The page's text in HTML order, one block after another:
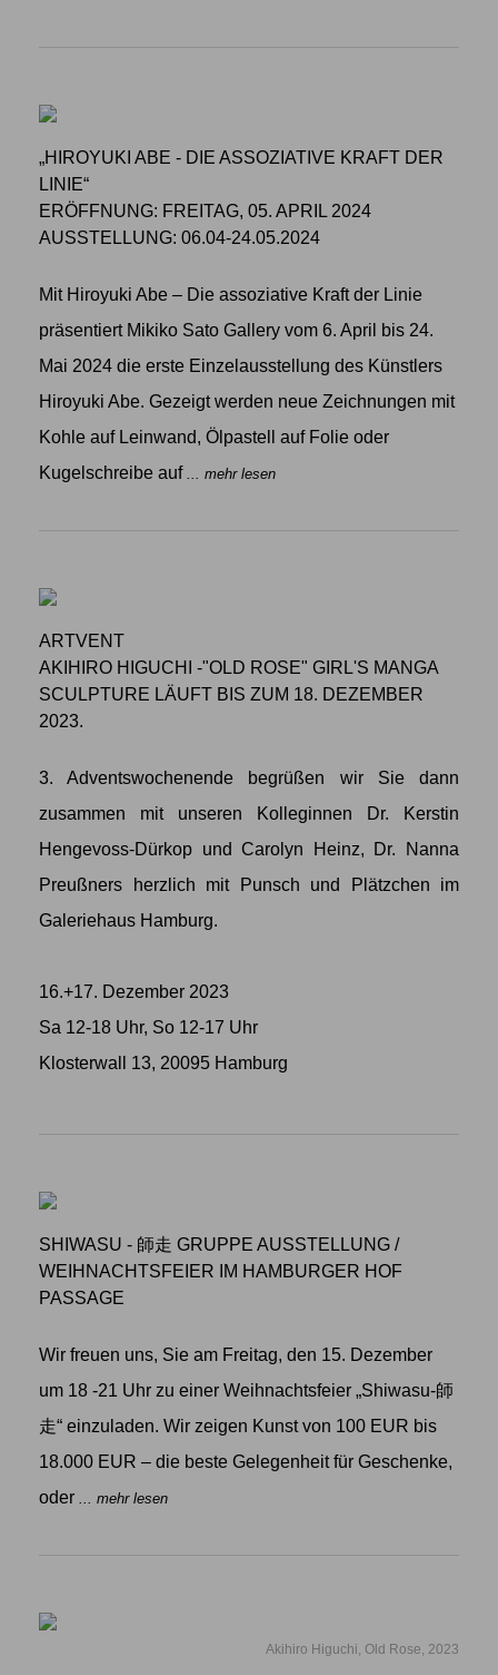
„HIROYUKI ABE - DIE ASSOZIATIVE KRAFT DER
LINIE“
ERÖFFNUNG: FREITAG, 05. APRIL 2024
AUSSTELLUNG: 06.04-24.05.2024
Mit Hiroyuki Abe – Die assoziative Kraft der Linie
präsentiert Mikiko Sato Gallery vom 6. April bis 24.
Mai 2024 die erste Einzelausstellung des Künstlers
Hiroyuki Abe. Gezeigt werden neue Zeichnungen mit
Kohle auf Leinwand, Ölpastell auf Folie oder
Kugelschreibe auf
... mehr lesen
ARTVENT
AKIHIRO HIGUCHI -"OLD ROSE" GIRL'S MANGA
SCULPTURE LÄUFT BIS ZUM 18. DEZEMBER
2023.
3. Adventswochenende begrüßen wir Sie dann
zusammen mit unseren Kolleginnen Dr. Kerstin
Hengevoss-Dürkop und Carolyn Heinz, Dr. Nanna
Preußners herzlich mit Punsch und Plätzchen im
Galeriehaus Hamburg.
16.+17. Dezember 2023
Sa 12-18 Uhr, So 12-17 Uhr
Klosterwall 13, 20095 Hamburg
SHIWASU - 師走 GRUPPE AUSSTELLUNG /
WEIHNACHTSFEIER IM HAMBURGER HOF
PASSAGE
Wir freuen uns, Sie am Freitag, den 15. Dezember
um 18 -21 Uhr zu einer Weihnachtsfeier „Shiwasu-師
走“ einzuladen. Wir zeigen Kunst von 100 EUR bis
18.000 EUR – die beste Gelegenheit für Geschenke,
oder ... mehr lesen
Akihiro Higuchi, Old Rose, 2023